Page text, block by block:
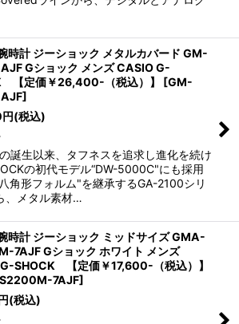
時計 ジーショック メタルカバード GM-
Gショック メンズ CASIO G-
【定価￥26,400-（税込）】
[GM-
]
円(税込)
誕生以来、タフネスを追求し進化を続け
の初代モデル“DW-5000C"にも採用
角形フォルム"を継承するGA-2100シリ
、メタル素材…
時計 ジーショック ミッドサイズ GMA-
7AJF Gショック ホワイト メンズ
SHOCK 【定価￥17,600-（税込）】
7AJF]
(税込)